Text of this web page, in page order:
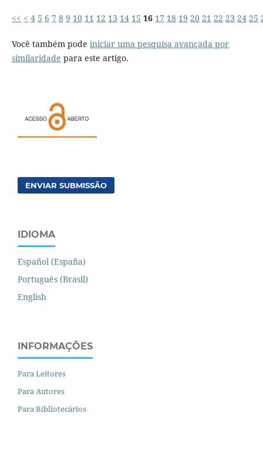
<< < 4 5 6 7 8 9 10 11 12 13 14 15 16 17 18 19 20 21 22 23 24 25
Você também pode iniciar uma pesquisa avançada por
similaridade para este artigo.
ENVIAR SUBMISSÃO
IDIOMA
Español (España)
Português (Brasil)
English
INFORMAÇÕES
Para Leitores
Para Autores
Para Bibliotecários